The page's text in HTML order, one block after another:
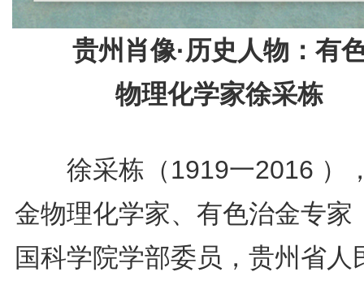
贵州肖像·历史人物：有
物理化学家徐采栋
徐采栋（1919一2016 ）
金物理化学家、有色治金专家
国科学院学部委员，贵州省人